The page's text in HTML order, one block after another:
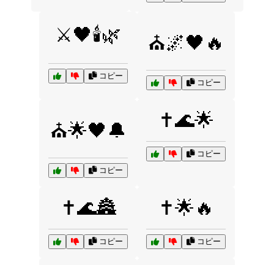
⚔️🖤🕯️🌿
コピー
⛪🌌🖤🔥
コピー
⛪🌟🖤🔔
コピー
✝️🌊🌟
コピー
✝️🌊🏯
コピー
✝️🌟🔥
コピー